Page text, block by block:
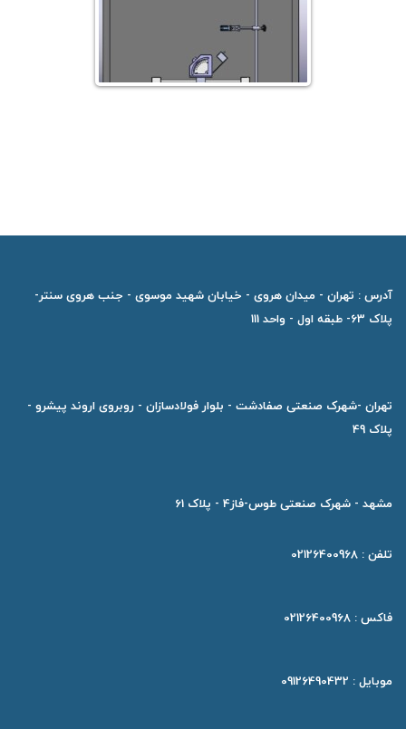
آدرس : تهران - میدان هروی - خیابان شهید موسوی - جنب هروی سنتر-
پلاک 63- طبقه اول - واحد 111
تهران -شهرک صنعتی صفادشت - بلوار فولادسازان - روبروی اروند پیشرو -
پلاک 49
مشهد - شهرک صنعتی طوس-فاز4 - پلاک 61
تلفن : 02126400968
فاکس : 02126400968
موبایل : 09126490432